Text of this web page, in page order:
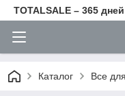
TOTALSALE – 365
Каталог Все